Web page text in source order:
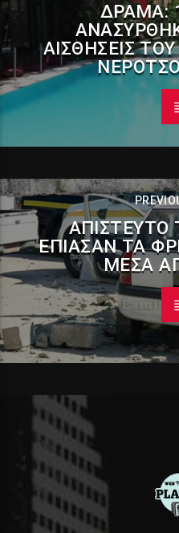
ΔΡΆΜΑ:
ΑΙΣΘΉΣΕΙΣ
ΑΠΊΣΤΕΥΤΟ
ΈΠΙΑΣΑΝ ΤΑ
ΜΈΣΑ